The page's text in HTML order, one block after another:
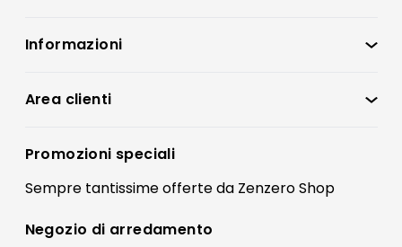
Informazioni
Condizioni di vendita
Preferenze Cookies
Termini e condizioni
Contatti
Area clienti
Registrati
Il mio account
Promozioni speciali
Sempre tantissimeofferteda Zenzero Shop
Negozio di arredamento